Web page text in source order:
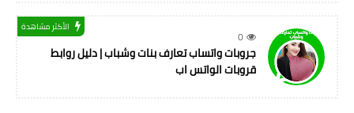
0
الأكثر مشاهدة
جروبات واتساب تعارف بنات وشباب | دليل روابط
قروبات الواتس اب